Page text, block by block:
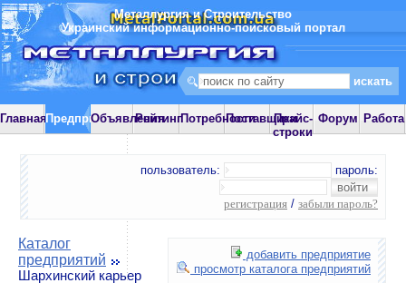
Металлургия и Строительство
Украинский информационно-поисковый портал
ГлавнаяПредприятияОбъявления
РейтингПотребностиПоставщики
Прайс-
строки
Форум Работа
пользователь: пароль:
регистрация / забыли пароль?
добавить предприятие
просмотр каталога предприятий
Каталог
предприятий
Шархинский карьер